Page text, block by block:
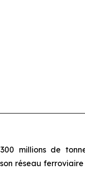
millions de
réseau